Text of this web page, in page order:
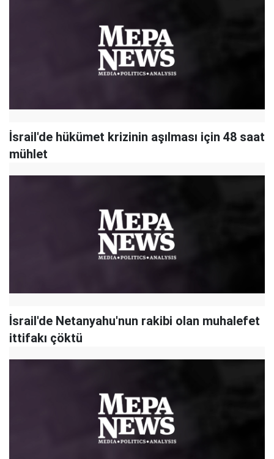
İsrail'de hükümet krizinin aşılması için 48 saat
mühlet
İsrail'de Netanyahu'nun rakibi olan muhalefet
ittifakı çöktü